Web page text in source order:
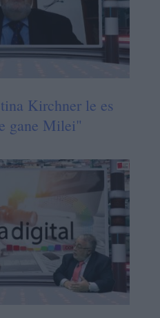
Kirchner le es
gane Milei"